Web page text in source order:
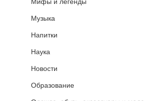
Мифы и легенды
Музыка
Напитки
Наука
Новости
Образование